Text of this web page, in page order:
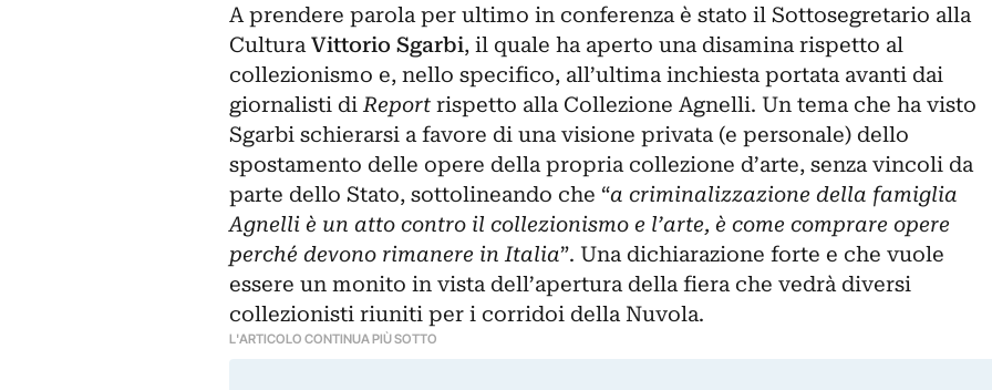
A prendere parola per ultimo in conferenza è stato il Sottosegretario alla
CulturaVittorio Sgarbi, il quale ha aperto una disamina rispetto al
collezionismo e, nello specifico, all’ultima inchiesta portata avanti dai
giornalisti diReportrispetto alla Collezione Agnelli. Un tema che ha visto
Sgarbi schierarsi a favore di una visione privata (e personale) dello
spostamento delle opere della propria collezione d’arte, senza vincoli da
parte dello Stato, sottolineando che “a criminalizzazione della famiglia
Agnelli è un atto contro il collezionismo e l’arte, è come comprare opere
perché devono rimanere in Italia”. Una dichiarazione forte e che vuole
essere un monito in vista dell’apertura della fiera che vedrà diversi
collezionisti riuniti per i corridoi della Nuvola.
L'ARTICOLO CONTINUA PIÙ SOTTO